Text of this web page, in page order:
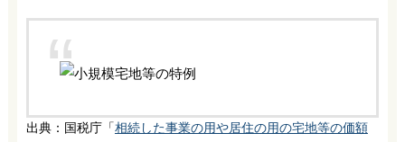
出典：国税庁「 相続した事業の用や居住の用の宅地等の価額